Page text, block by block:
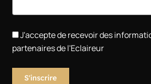
J'accepte de recevoir des
partenaires de l'Eclaireur